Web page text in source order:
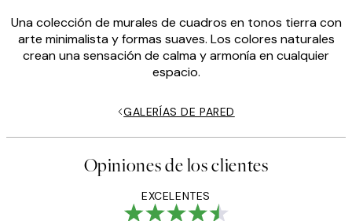
Una colección de murales de cuadros en tonos tierra con
arte minimalista y formas suaves. Los colores naturales
crean una sensación de calma y armonía en cualquier
espacio.
GALERÍAS DE PARED
Opiniones de los clientes
EXCELENTES